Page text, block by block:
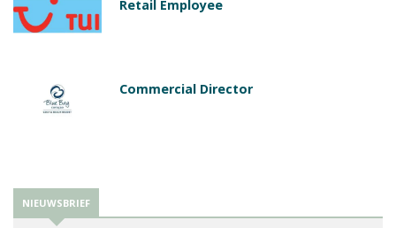
Retail Employee
Commercial Director
NIEUWSBRIEF